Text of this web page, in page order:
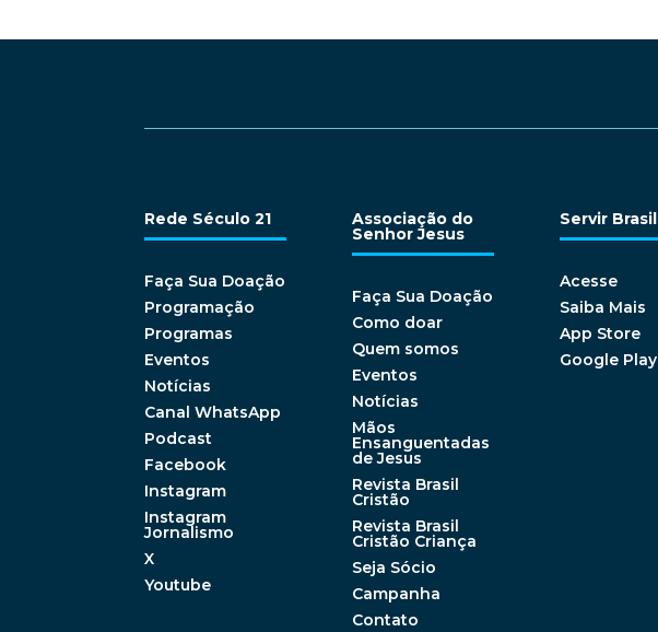
Rede Século 21
Faça Sua Doação
Programação
Programas
Eventos
Notícias
Canal WhatsApp
Podcast
Facebook
Instagram
Instagram
Jornalismo
X
Youtube
Associação do
Senhor Jesus
Faça Sua Doação
Como doar
Quem somos
Eventos
Notícias
Mãos
Ensanguentadas
de Jesus
Revista Brasil
Cristão
Revista Brasil
Cristão Criança
Seja Sócio
Campanha
Contato
Servir Brasil
Acesse
Saiba Mais
App Store
Google Play